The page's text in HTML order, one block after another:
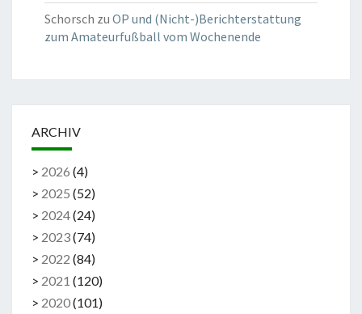
Schorsch zu OP und (Nicht-)Berichterstattung
zum Amateurfußball vom Wochenende
ARCHIV
> 2026 (4)
> 2025 (52)
> 2024(24)
> 2023(74)
> 2022 (84)
> 2021 (120)
> 2020(101)